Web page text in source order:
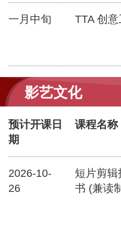
一月中旬 TTA 创
影艺文化
预计开课日
期
课程名称
2026-10-
26
短片剪辑
书 (兼读